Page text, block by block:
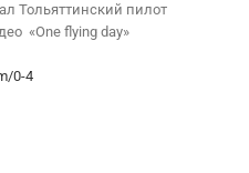
Тольяттинский пилот
«One flying day»
0-4